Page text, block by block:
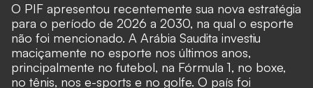
O PIF apresentou recentemente sua nova estratégia
para o período de 2026 a 2030, na qual o esporte
não foi mencionado. A Arábia Saudita investiu
maciçamente no esporte nos últimos anos,
principalmente no futebol, na Fórmula 1, no boxe,
no tênis, nos e-sports e no golfe. O país foi